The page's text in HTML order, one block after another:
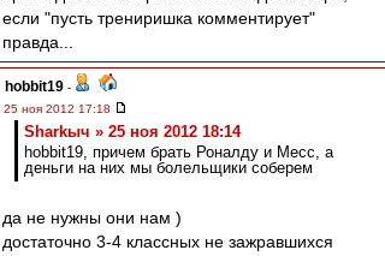
если "пусть трениришка комментирует"
правда...
hobbit19 -
25 ноя 2012 17:18
Sharkыч » 25 ноя 2012 18:14
hobbit19, причем брать Роналду и Месс, а
деньги на них мы болельщики соберем
да не нужны они нам )
достаточно 3-4 классных не зажравшихся